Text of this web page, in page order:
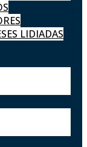
LIDIADAS